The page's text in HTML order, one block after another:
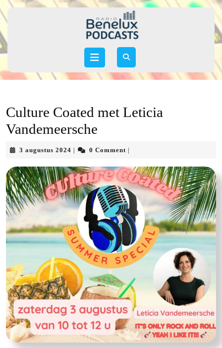
Skip
to
Open
Culture Coated met Leticia
Vandemeersche
3 augustus 2024 3
2024
0 Comment